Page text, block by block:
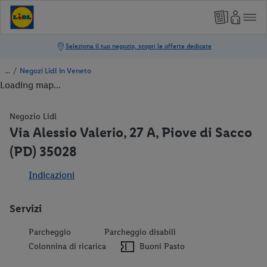
/ Negozi Lidl in Veneto
Loading map...
Negozio Lidl
Via Alessio Valerio, 27 A, Piove di Sacco
(PD) 35028
Indicazioni
Servizi
Parcheggio
Parcheggio disabili
Colonnina di ricarica
Buoni Pasto